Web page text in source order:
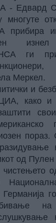
- Едвард
многуте
прибира
ги
Меркел.
и
како и
пораз.
од Пулен